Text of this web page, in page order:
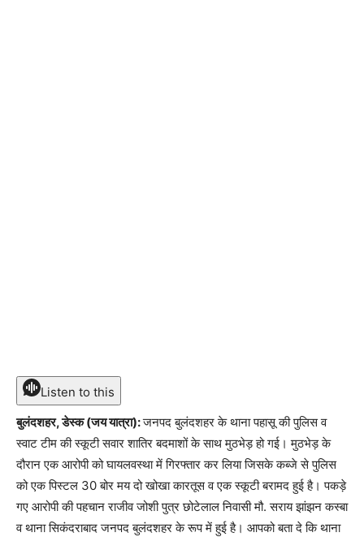
Listen to this
बुलंदशहर, डेस्क (जय यात्रा):जनपद बुलंदशहर के थाना पहासू की पुलिस व
स्वाट टीम की स्कूटी सवार शातिर बदमाशों के साथ मुठभेड़ हो गई। मुठभेड़ के
दौरान एक आरोपी को घायलवस्था में गिरफ्तार कर लिया जिसके कब्जे से पुलिस
को एक पिस्टल 30 बोर मय दो खोखा कारतूस व एक स्कूटी बरामद हुई है। पकड़े
गए आरोपी की पहचान राजीव जोशी पुत्र छोटेलाल निवासी मौ. सराय झांझन कस्बा
व थाना सिकंदराबाद जनपद बुलंदशहर के रूप में हुई है। आपको बता दे कि थाना